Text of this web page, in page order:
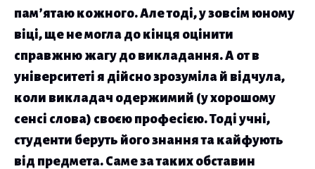
пам’ятаю кожного. Але тоді, у зовсім юному
віці, ще не могла до кінця оцінити
справжню жагу до викладання. А от в
університеті я дійсно зрозуміла й відчула,
коли викладач одержимий (у хорошому
сенсі слова) своєю професією. Тоді учні,
студенти беруть його знання та кайфують
від предмета. Саме за таких обставин